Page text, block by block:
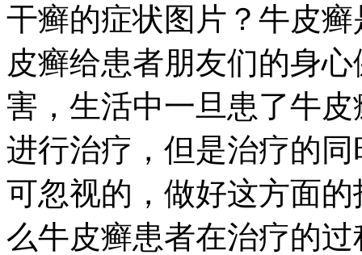
干癣的症状图片？牛皮
皮癣给患者朋友们的身
害，生活中一旦患了牛
进行治疗，但是治疗的
可忽视的，做好这方面
么牛皮癣患者在治疗的